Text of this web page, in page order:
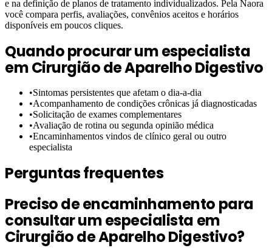
e na definição de planos de tratamento individualizados. Pela Naora
você compara perfis, avaliações, convênios aceitos e horários
disponíveis em poucos cliques.
Quando procurar um especialista
emCirurgião de Aparelho Digestivo
•Sintomas persistentes que afetam o dia-a-dia
•Acompanhamento de condições crônicas já diagnosticadas
•Solicitação de exames complementares
•Avaliação de rotina ou segunda opinião médica
•Encaminhamentos vindos de clínico geral ou outro
especialista
Perguntas frequentes
Preciso de encaminhamento para
consultar um especialista em
Cirurgião de Aparelho Digestivo?